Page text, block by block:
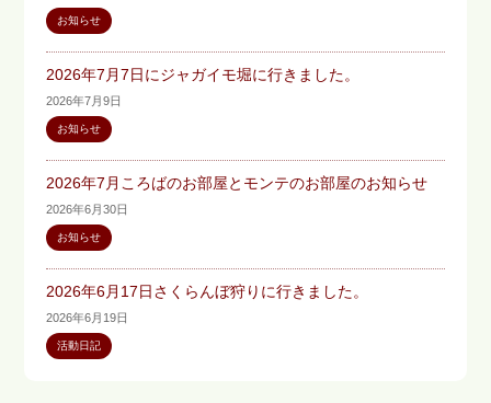
お知らせ
2026年7月7日にジャガイモ堀に行きました。
2026年7月9日
お知らせ
2026年7月ころばのお部屋とモンテのお部屋のお知らせ
2026年6月30日
お知らせ
2026年6月17日さくらんぼ狩りに行きました。
2026年6月19日
活動日記